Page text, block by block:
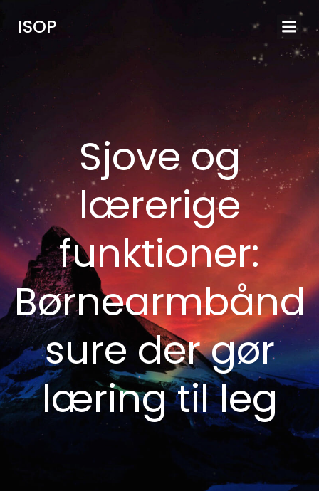
ISOP
Sjove og
lærerige
funktioner:
Børnearmbånd
sure der gør
læring til leg